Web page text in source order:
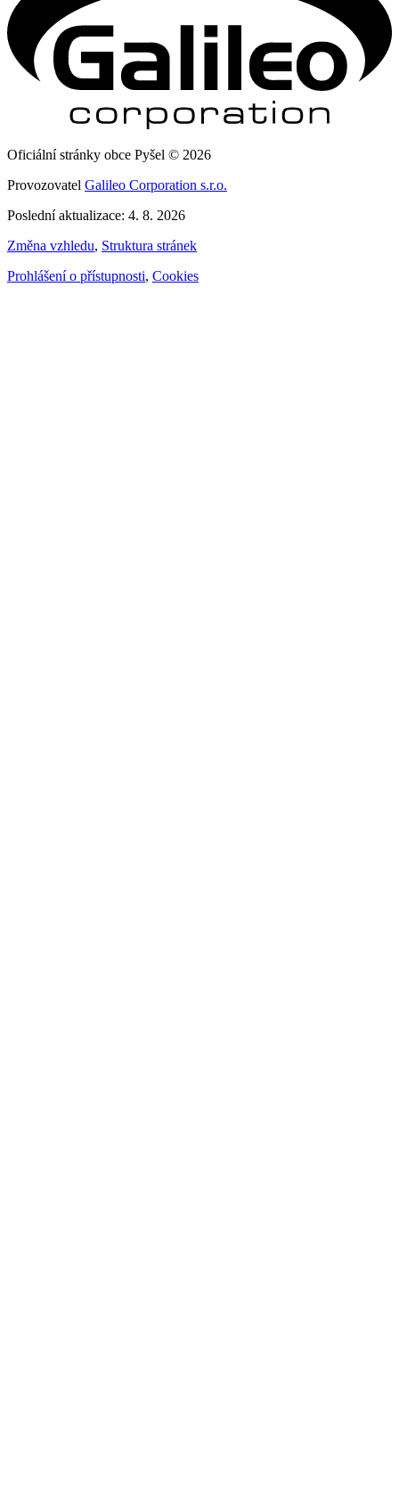
Oficiální stránky obce Pyšel © 2026
Provozovatel Galileo Corporation s.r.o.
Poslední aktualizace: 4. 8. 2026
Změna vzhledu, Struktura stránek
Prohlášení o přístupnosti, Cookies